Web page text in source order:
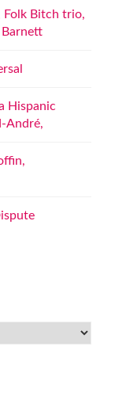
Folk Bitch trio,
Hispanic
André,